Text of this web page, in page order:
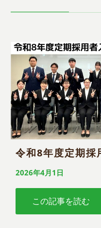
令和8年度定期採
2026年4月1日
この記事を読む